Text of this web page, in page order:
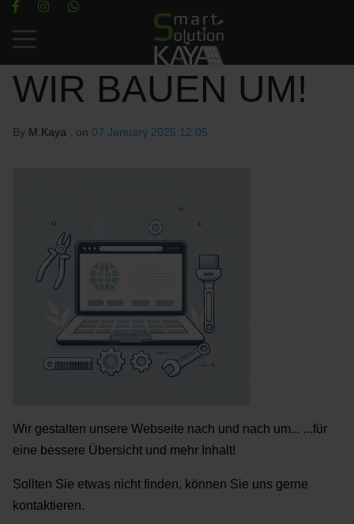
Mobile Menu Toggle
WIR BAUEN UM!
By M.Kaya , on 07 January 2025 12:05
Wir gestalten unsere Webseite nach und nach um... ...für
eine bessere Übersicht und mehr Inhalt!
Sollten Sie etwas nicht finden, können Sie uns gerne
kontaktieren.